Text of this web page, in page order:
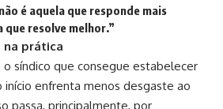
é aquela que responde mais
que resolve melhor.”
prática
o síndico que consegue estabelecer
enfrenta menos desgaste ao
passa, principalmente, por